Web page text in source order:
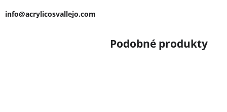
info@acrylicosvallejo.com